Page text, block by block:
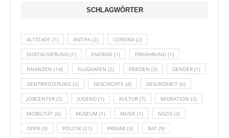
SCHLAGWÖRTER
ALTSTADT (1) ANTIFA (2) CORONA (2)
DIGITALISIERUNG (1) ENERGIE (1) ERNÄHRUNG (1)
FINANZEN (14) FLUGHAFEN (2) FRIEDEN (3) GENDER (1)
GENTRIFIZIERUNG (2) GESCHICHTE (4) GESUNDHEIT (6)
JOBCENTER (2) JUGEND (1) KULTUR (7) MIGRATION (3)
MOBILITÄT (6) MUSEUM (1) MUSIK (1) NAZIS (3)
OPER (3) POLITIK (21) PREKÄR (3) RAT (9)